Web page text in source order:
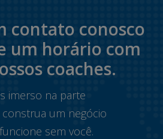
contato conosco
um horário com
coaches.
imerso na parte
um negócio
sem você.